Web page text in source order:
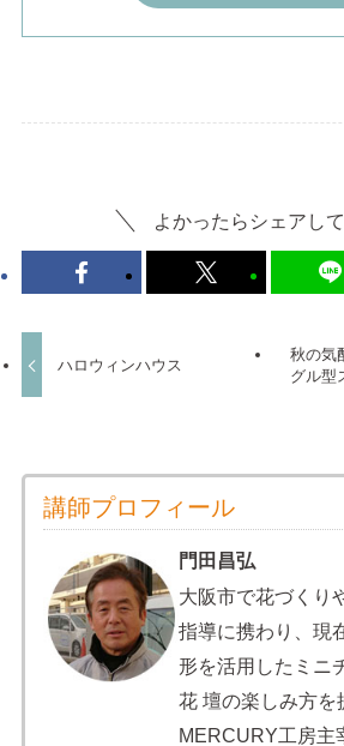
よかったらシェアして
ハロウィンハウス
秋の気
グル型
講師プロフィール
門田昌弘
大阪市で花づくり
指導に携わり、現
形を活用したミニ
花 壇の楽しみ方を
MERCURY工房主